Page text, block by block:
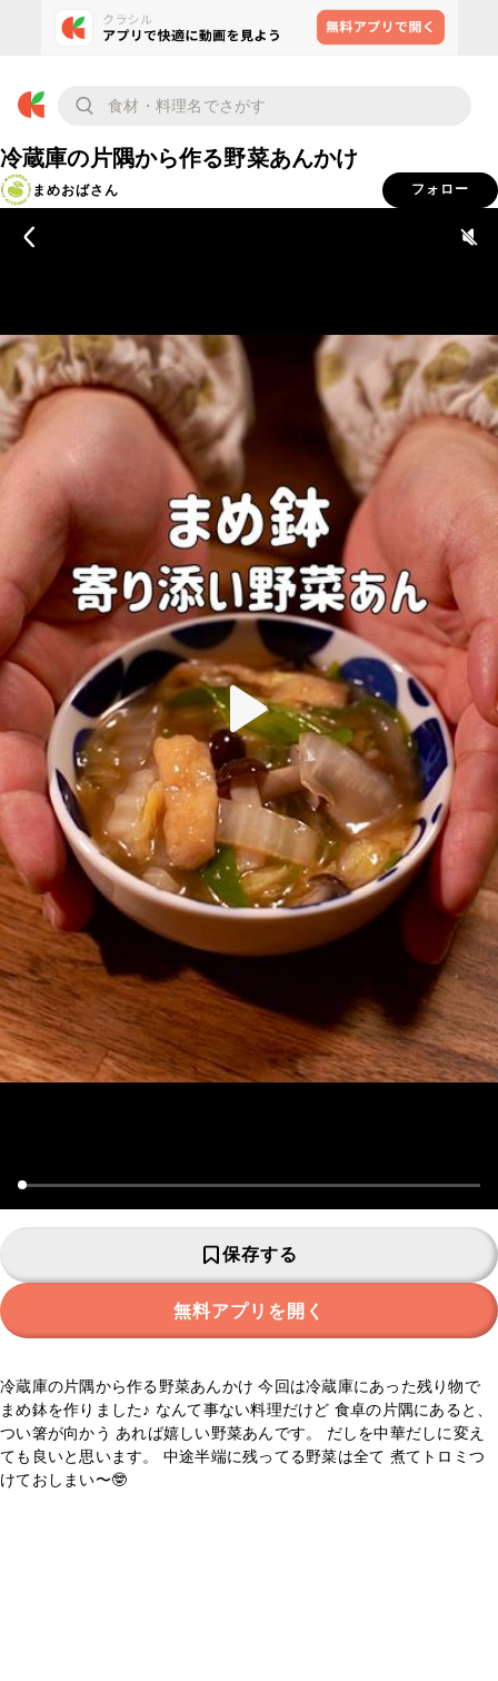
冷蔵庫の片隅から作る野菜あんかけ
まめおばさん フォロー
保存する
無料アプリを開く
冷蔵庫の片隅から作る野菜あんかけ 今回は冷蔵庫にあった残り物で
まめ鉢を作りました♪ なんて事ない料理だけど 食卓の片隅にあると、
つい箸が向かう あれば嬉しい野菜あんです。 だしを中華だしに変え
ても良いと思います。 中途半端に残ってる野菜は全て 煮てトロミつ
けておしまい〜🤓